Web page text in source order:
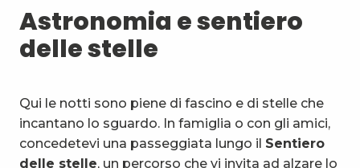
2 Biathlon estivo
3 Sport aerei
4 Sport di montagna e natura
5 Attività e mezzi insoliti
Astronomia e sentiero
delle stelle
Qui le notti sono piene di fascino e di stelle che
incantano lo sguardo. In famiglia o con gli amici,
concedetevi una passeggiata lungo il Sentiero
delle stelle, un percorso che vi invita ad alzare lo